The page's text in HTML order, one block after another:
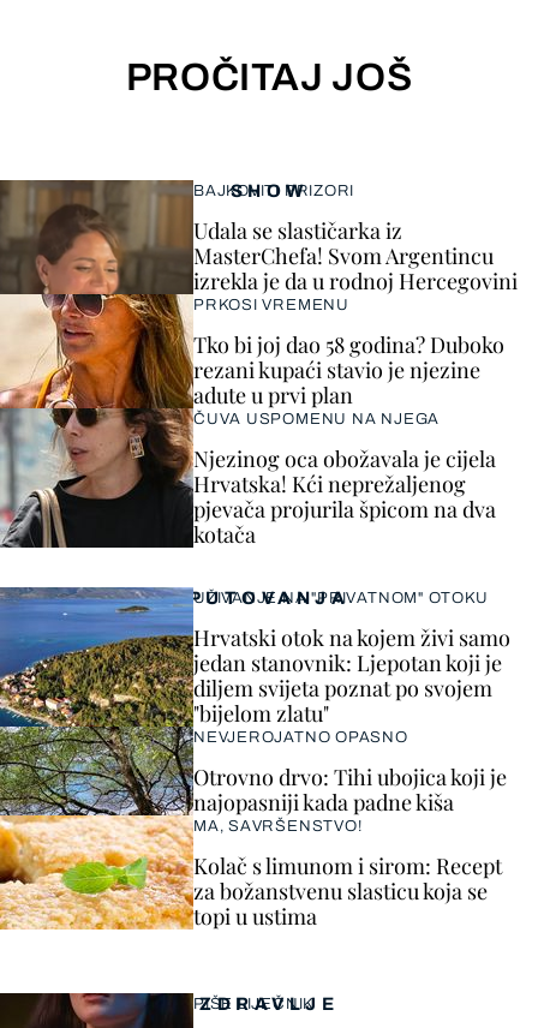
PROČITAJ JOŠ
SHOW
BAJKOVITI PRIZORI
Udala se slastičarka iz
MasterChefa! Svom Argentincu
izrekla je da u rodnoj Hercegovini
PRKOSI VREMENU
Tko bi joj dao 58 godina? Duboko
rezani kupaći stavio je njezine
adute u prvi plan
ČUVA USPOMENU NA NJEGA
Njezinog oca obožavala je cijela
Hrvatska! Kći neprežaljenog
pjevača projurila špicom na dva
kotača
ZDRAVLJE
PIŠE LIJEČNIK
PUTOVANJA
UŽIVANJE NA "PRIVATNOM" OTOKU
Hrvatski otok na kojem živi samo
jedan stanovnik: Ljepotan koji je
diljem svijeta poznat po svojem
"bijelom zlatu"
NEVJEROJATNO OPASNO
Otrovno drvo: Tihi ubojica koji je
najopasniji kada padne kiša
MA, SAVRŠENSTVO!
Kolač s limunom i sirom: Recept
za božanstvenu slasticu koja se
topi u ustima